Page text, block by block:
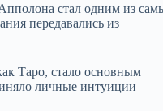
стал одним из
передавались из
Таро, стало основным
личные интуиции